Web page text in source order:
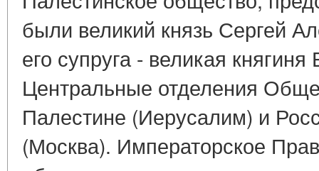
были великий князь Сергей
его супруга - великая
Центральные отделения
Палестине (Иерусалим) и
(Москва). Императорское